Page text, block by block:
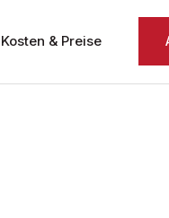
Kosten & Preise